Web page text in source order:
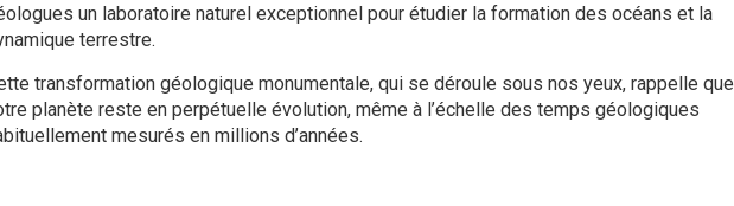
un laboratoire naturel exceptionnel pour étudier la formation des océans et la
terrestre.
transformation géologique monumentale, qui se déroule sous nos yeux, rappelle que
planète reste en perpétuelle évolution, même à l’échelle des temps géologiques
mesurés en millions d’années.